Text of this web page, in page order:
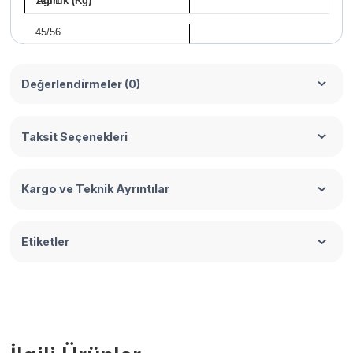
45/56
Değerlendirmeler (0)
Taksit Seçenekleri
Kargo ve Teknik Ayrıntılar
Etiketler